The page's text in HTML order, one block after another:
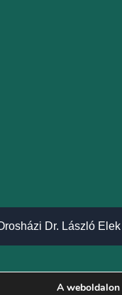
Dr. László
A